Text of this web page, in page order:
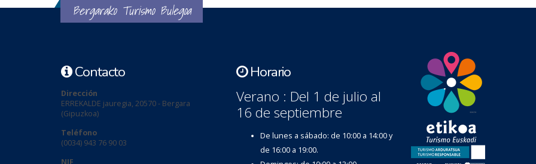
Bergarako Turismo Bulegoa
Contacto
Dirección
ERREKALDE jauregia, 20570 - Bergara
(Gipuzkoa)
Teléfono
(0034) 943 76 90 03
NIF
Horario
Verano : Del 1 de julio al
16 de septiembre
De lunes a sábado: de 10:00 a 14:00 y
de 16:00 a 19:00.